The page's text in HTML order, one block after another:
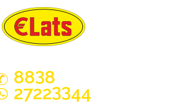
8838
27223344